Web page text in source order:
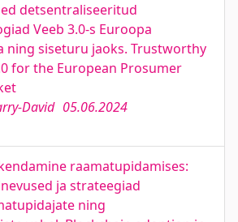
detsentraliseeritud
Veeb 3.0-s Euroopa
ning siseturu jaoks. Trustworthy
for the European Prosumer
David 05.06.2024
raamatupidamises:
ja strateegiad
ning